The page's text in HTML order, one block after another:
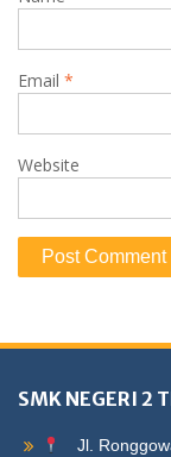
Email *
Website
SMK NEGERI 2
Jl.